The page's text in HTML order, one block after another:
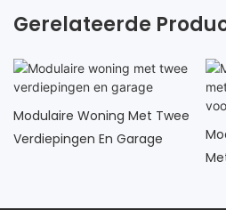
Gerelateerde
Modulaire Woning Met Twee
Verdiepingen En Garage